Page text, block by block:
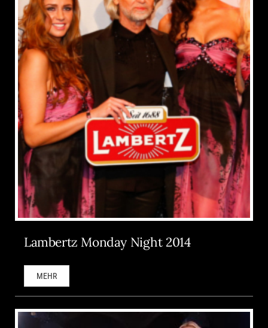
Lambertz Monday Night 2014
MEHR